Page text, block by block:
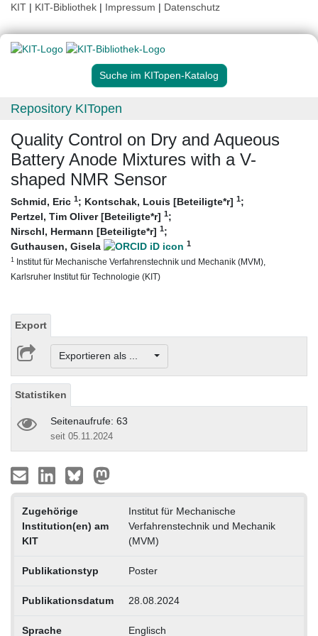
KIT | KIT-Bibliothek | Impressum | Datenschutz
Suche im KITopen-Katalog
Repository KITopen
Quality Control on Dry and Aqueous
Battery Anode Mixtures with a V-
shaped NMR Sensor
Schmid, Eric 1; Kontschak, Louis [Beteiligte*r] 1;
Pertzel, Tim Oliver [Beteiligte*r] 1;
Nirschl, Hermann [Beteiligte*r] 1;
Guthausen, Gisela
1
1 Institut für Mechanische Verfahrenstechnik und Mechanik (MVM),
Karlsruher Institut für Technologie (KIT)
Export
Exportieren als ...
Statistiken
Seitenaufrufe: 63
seit 05.11.2024
Zugehörige
Institution(en) am
KIT
Institut für Mechanische
Verfahrenstechnik und Mechanik
(MVM)
Publikationstyp Poster
Publikationsdatum 28.08.2024
Sprache Englisch